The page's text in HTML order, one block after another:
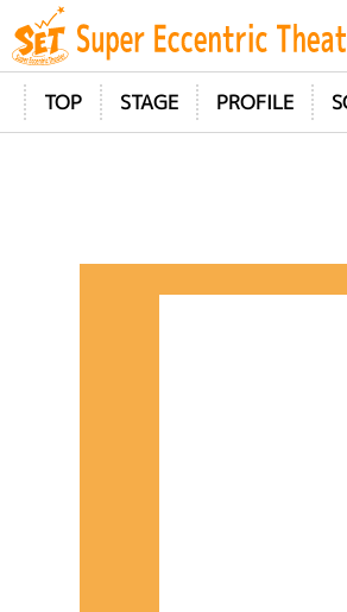
TOP STAGE PROFILE